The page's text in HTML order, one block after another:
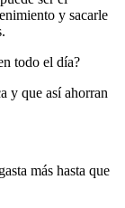
y sacarle
todo el día?
y que así ahorran
más hasta que